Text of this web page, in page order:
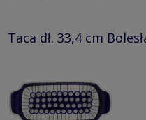
Taca dł. 33,4 cm